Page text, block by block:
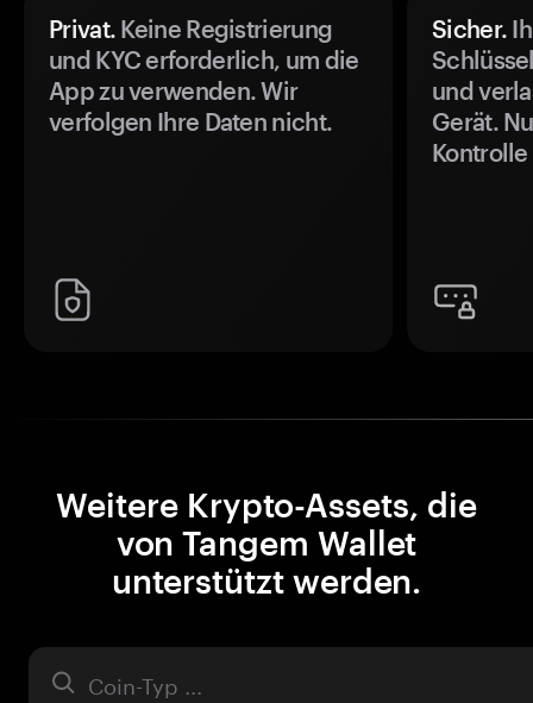
Privat. Keine Registrierung
und KYC erforderlich, um die
App zu verwenden. Wir
verfolgen Ihre Daten nicht.
Sicher.
und
Gerät.
Weitere Krypto-Assets, die
von Tangem Wallet
unterstützt werden.
Asset